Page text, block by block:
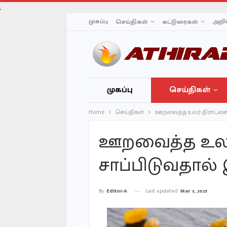
;
முகப்பு செய்திகள் கட்டுரைகள்
முகப்பு செய்திகள்
Home செய்திகள் ஊறவைத்த உலர்
ஊறவைத்த
By Editor-A Last updated Mar 3, 2025